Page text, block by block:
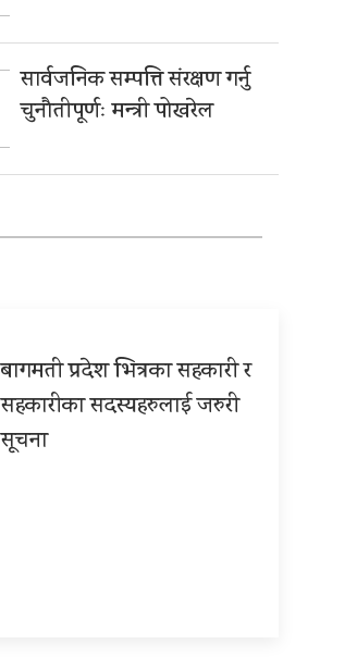
सार्वजनिक सम्पत्ति संरक्षण गर्नु
चुनौतीपूर्णः मन्त्री पोखरेल
बागमती प्रदेश भित्रका सहकारी र
सहकारीका सदस्यहरुलाई जरुरी
सूचना